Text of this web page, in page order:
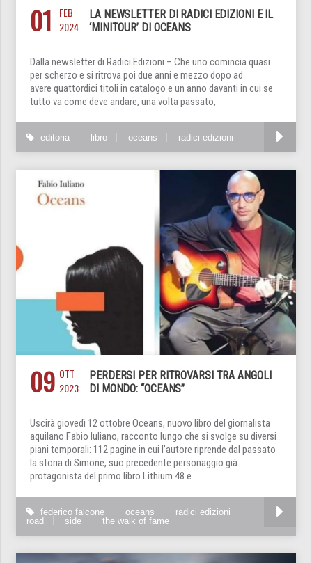
01
FEB
2024
LA NEWSLETTER DI RADICI EDIZIONI E IL
‘MINITOUR’ DI OCEANS
Dalla newsletter di Radici Edizioni – Che uno comincia quasi
per scherzo e si ritrova poi due anni e mezzo dopo ad
avere quattordici titoli in catalogo e un anno davanti in cui se
tutto va come deve andare, una volta passato,
editoria libro oceans radici edizioni
09 OTT
2023
PERDERSI PER RITROVARSI TRA ANGOLI
DI MONDO: “OCEANS”
Uscirà giovedì 12 ottobre Oceans, nuovo libro del giornalista
aquilano Fabio Iuliano, racconto lungo che si svolge su diversi
piani temporali: 112 pagine in cui l’autore riprende dal passato
la storia di Simone, suo precedente personaggio già
protagonista del primo libro Lithium 48 e
federico falcone oceans
radici edizioni
road
side the walk of fame